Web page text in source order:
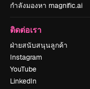
กำลังมองหา magnific.ai
ติดต่อเรา
ฝ่ายสนับสนุนลูกค้า
Instagram
YouTube
LinkedIn